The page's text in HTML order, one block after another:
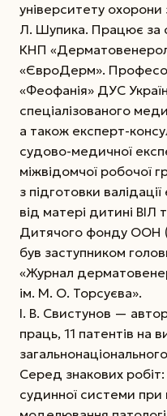
університету охорони
Л. Шупика. Працює за
КНП
«ЄвроДерм».
«Феофанія» ДУС
спеціалізованого
а також експерт-
судово-медичної
міжвідомчої робочої
з підготовки валідації
від матері дитині ВІЛ
Дитячого фонду ООН
був заступником
«Журнал
ім. М. О. Торсуєва».
І. В. Свистунов —
праць, 11 патентів на
Серед знакових
судинної системи при